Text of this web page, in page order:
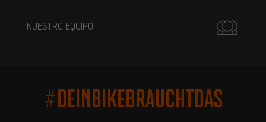
NUESTRO EQUIPO
#DEINBIKEBRAUCHTDAS